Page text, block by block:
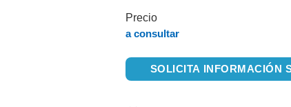
Precio
a consultar
SOLICITA INFORMACIÓN